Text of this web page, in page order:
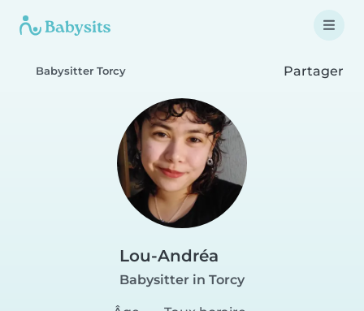
Babysitter Torcy Partager
Lou-Andréa
Babysitter in Torcy